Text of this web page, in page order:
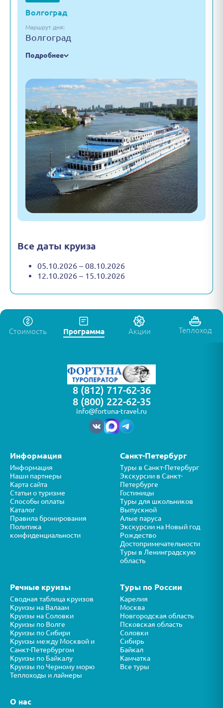
Волгоград
Маршрут дня:
Волгоград
Подробнее
Все даты круиза
05.10.2026 – 08.10.2026
12.10.2026 – 15.10.2026
Стоимость Программа Акции Теплоход
8 (812) 717-62-36
8 (800) 222-62-35
info@fortuna-travel.ru
Информация
Информация
Наши партнеры
Карта сайта
Статьи о туризме
Способы оплаты
Каталог
Правила бронирования
Политика
конфиденциальности
Санкт-Петербург
Туры в Санкт-Петербург
Экскурсии в Санкт-
Петербурге
Гостиницы
Туры для школьников
Выпускной
Алые паруса
Экскурсии на Новый год
Рождество
Достопримечательности
Туры в Ленинградскую
область
Речные круизы
Сводная таблица круизов
Круизы на Валаам
Круизы на Соловки
Круизы по Волге
Круизы по Сибири
Круизы между Москвой и
Санкт-Петербургом
Круизы по Байкалу
Круизы по Черному морю
Теплоходы и лайнеры
Туры по России
Карелия
Москва
Новгородская область
Псковская область
Соловки
Сибирь
Байкал
Камчатка
Все туры
О нас